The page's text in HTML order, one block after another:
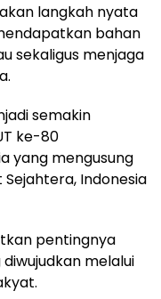
langkah nyata
bahan
sekaligus menjaga
semakin
ke-80
yang mengusung
Indonesia
pentingnya
melalui